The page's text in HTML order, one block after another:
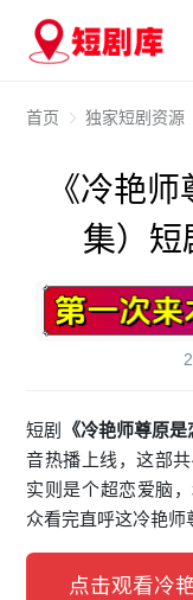
首页 独家短剧资源
《冷艳
集）短
短剧 《冷艳师尊原
音热播上线，这部
实则是个超恋爱脑
众看完直呼这冷艳师
点击观看冷